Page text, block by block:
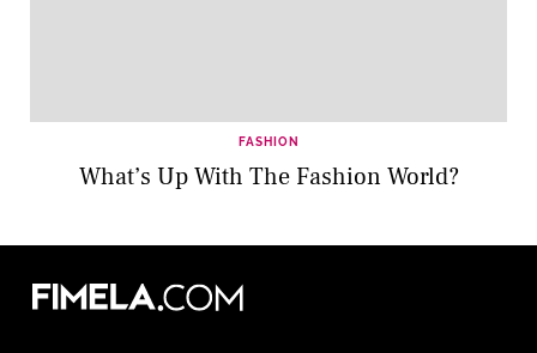
FASHION
What’s Up With The Fashion World?